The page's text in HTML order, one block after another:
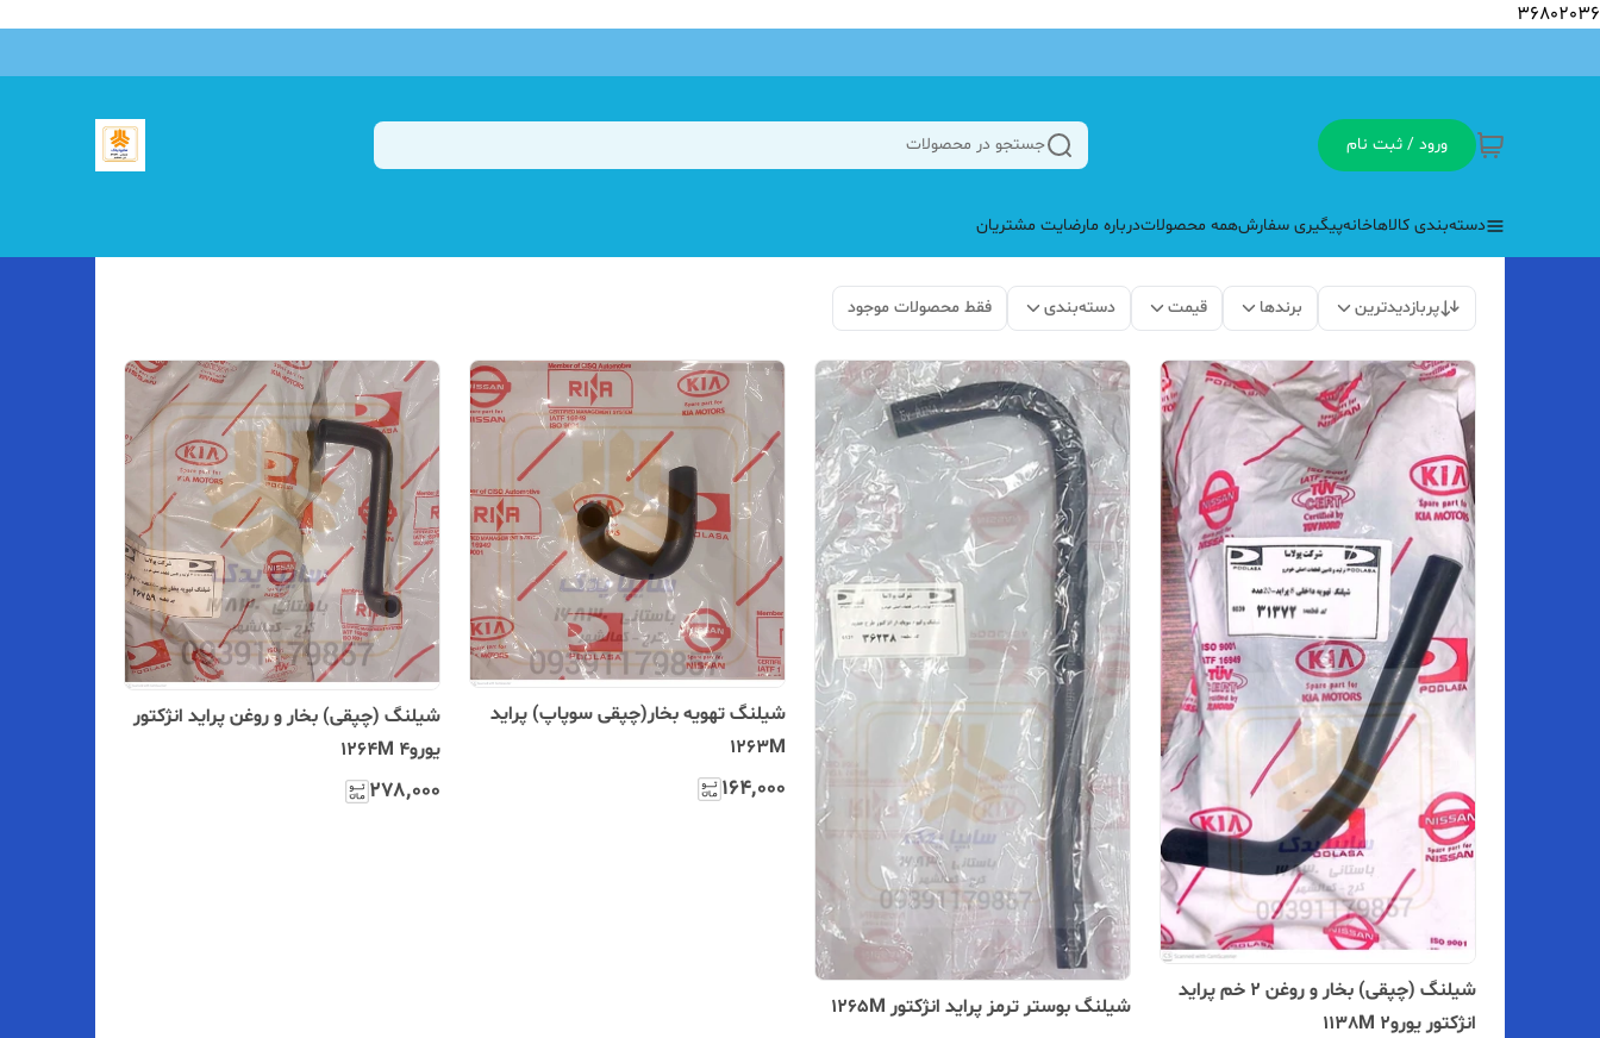
36802036
ورود / ثبت نام جستجو در محصولات
دسته‌بندی کالاهاخانهپیگیری سفارشهمه محصولاتدرباره مارضایت مشتریان
پربازدیدترین برندها قیمت دسته‌بندی فقط محصولات موجود
شیلنگ (چپقی) بخار و روغن ۲ خم پراید
انژکتور یورو2 1138M
شیلنگ بوستر ترمز پراید انژکتور 1265M
شیلنگ تهویه بخار(چپقی سوپاپ) پراید
1263M
۱۶۴٬۰۰۰
شیلنگ (چپقی) بخار و روغن پراید انژکتور
یورو4 1264M
۲۷۸٬۰۰۰